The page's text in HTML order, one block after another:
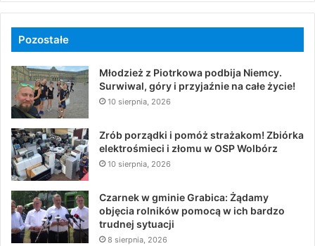
Pozostałe
Młodzież z Piotrkowa podbija Niemcy.
Surwiwal, góry i przyjaźnie na całe życie!
10 sierpnia, 2026
Zrób porządki i pomóż strażakom! Zbiórka
elektrośmieci i złomu w OSP Wolbórz
10 sierpnia, 2026
Czarnek w gminie Grabica: Żądamy
objęcia rolników pomocą w ich bardzo
trudnej sytuacji
8 sierpnia, 2026